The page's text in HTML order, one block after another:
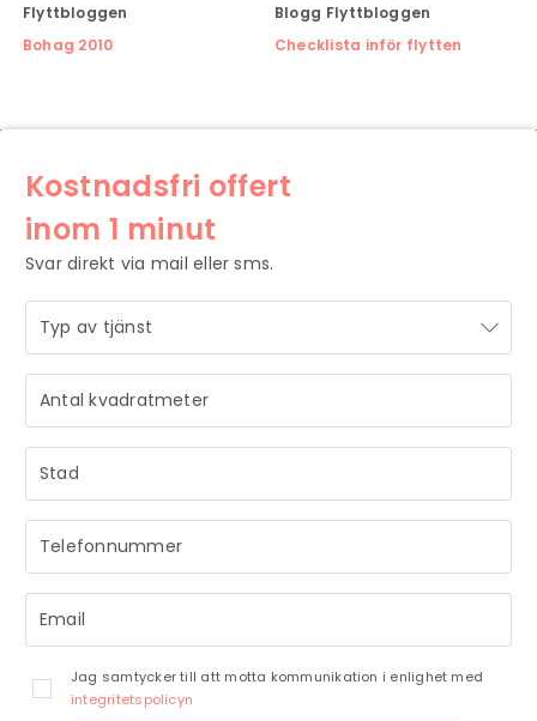
Flyttbloggen
Bohag 2010
Blogg Flyttbloggen
Checklista inför flytten
STRÅLANDE!
Ditt meddelande är mottaget och vi återkommer till dig
så snart vi har möjlighet.
Kostnadsfri offert
inom 1 minut
Svar direkt via mail eller sms.
Jag samtycker till att motta kommunikation i enlighet med
integritetspolicyn